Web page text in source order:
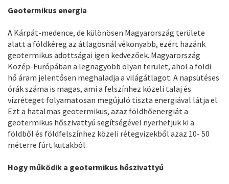
Geotermikus energia
A Kárpát-medence, de különösen Magyarország területe
alatt a földkéreg az átlagosnál vékonyabb, ezért hazánk
geotermikus adottságai igen kedvezőek. Magyarország
Közép-Európában a legnagyobb olyan terület, ahol a földi
hő áram jelentősen meghaladja a világátlagot. A napsütéses
órák száma is magas, ami a felszínhez közeli talaj és
vízréteget folyamatosan megújuló tiszta energiával látja el.
Ezt a hatalmas geotermikus, azaz földhőenergiát a
geotermikus hőszivattyú segítségével nyerhetjük ki a
földből és földfelszínhez közeli rétegvizekből azaz 10- 50
méterre fúrt kutakból.
Hogy működik a geotermikus hőszivattyú